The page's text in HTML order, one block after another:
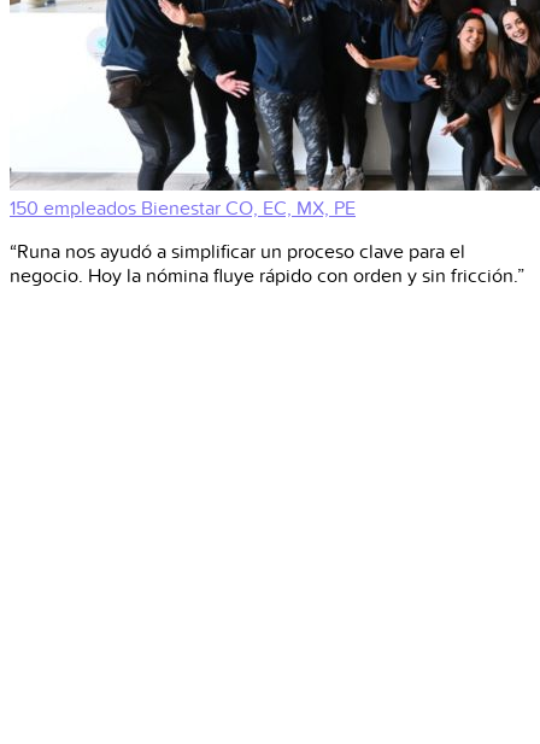
150 empleados Bienestar CO, EC, MX, PE
“Runa nos ayudó a simplificar un proceso clave para el
negocio. Hoy la nómina fluye rápido con orden y sin fricción.”